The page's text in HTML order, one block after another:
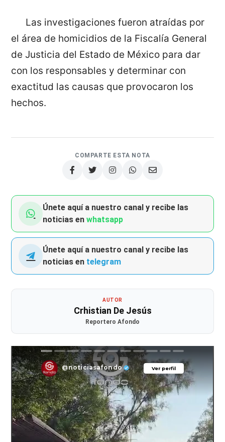
Las investigaciones fueron atraídas por
el área de homicidios de la Fiscalía General
de Justicia del Estado de México para dar
con los responsables y determinar con
exactitud las causas que provocaron los
hechos.
COMPARTE ESTA NOTA
Únete aquí a nuestro canal y recibe las
noticias enwhatsapp
Únete aquí a nuestro canal y recibe las
noticias en telegram
AUTOR
Crhistian De Jesús
Reportero Afondo
Ver perfil
@noticiasafondo Ver perfil